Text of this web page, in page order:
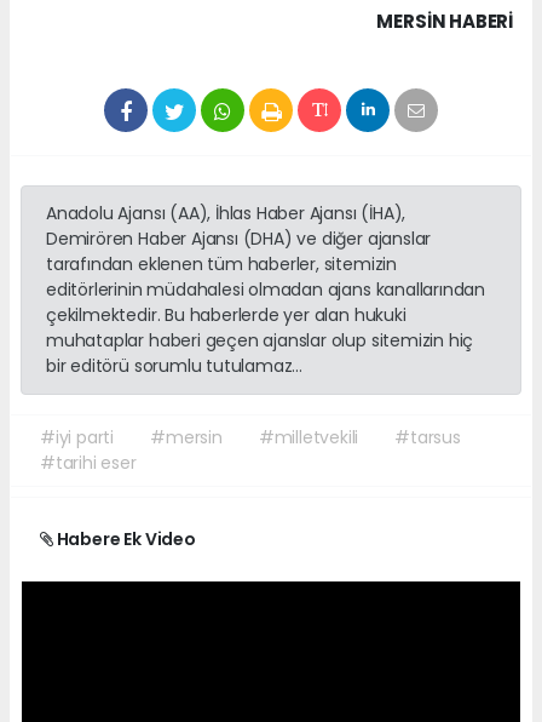
MERSIN HABERİ
Anadolu Ajansı (AA), İhlas Haber Ajansı (İHA),
Demirören Haber Ajansı (DHA) ve diğer ajanslar
tarafından eklenen tüm haberler, sitemizin
editörlerinin müdahalesi olmadan ajans kanallarından
çekilmektedir. Bu haberlerde yer alan hukuki
muhataplar haberi geçen ajanslar olup sitemizin hiç
bir editörü sorumlu tutulamaz...
#iyi parti #mersin #milletvekili
#tarsus
#tarihi eser
Habere Ek Video